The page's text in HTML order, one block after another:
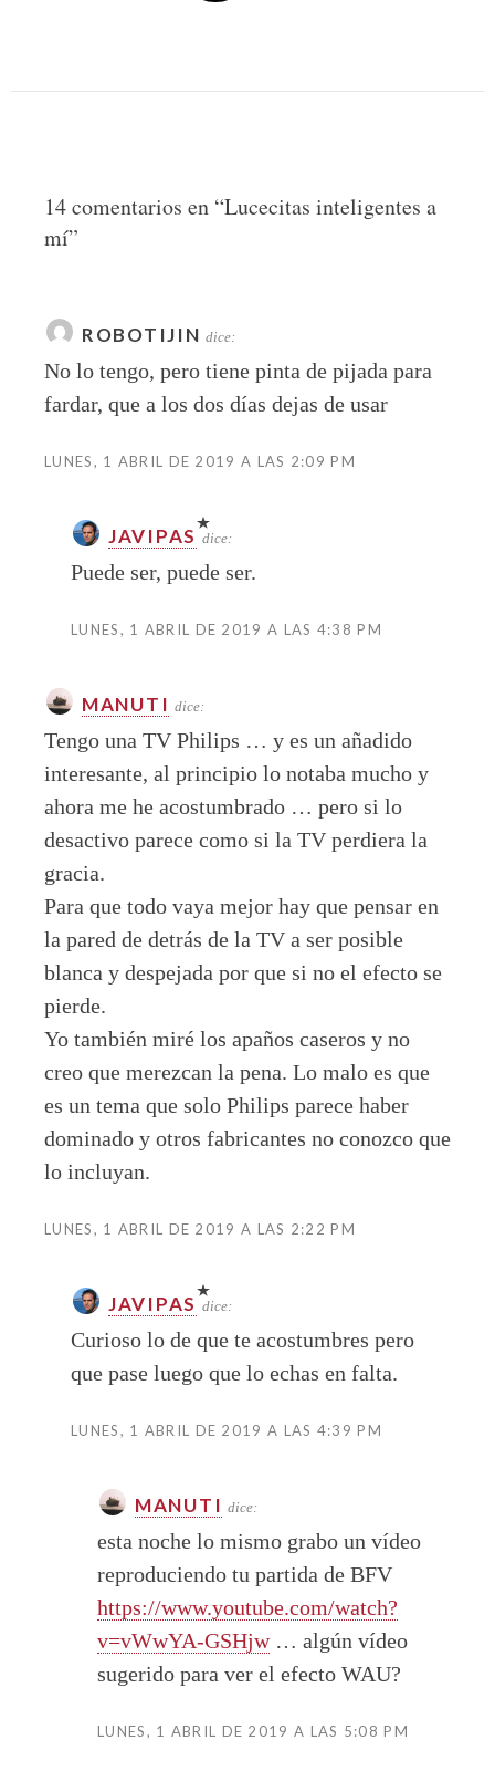
14 comentarios en “Lucecitas inteligentes a
mí”
ROBOTIJIN dice:
No lo tengo, pero tiene pinta de pijada para
fardar, que a los dos días dejas de usar
LUNES, 1 ABRIL DE 2019 A LAS 2:09 PM
JAVIPAS dice:
Puede ser, puede ser.
LUNES, 1 ABRIL DE 2019 A LAS 4:38 PM
MANUTI dice:
Tengo una TV Philips … y es un añadido
interesante, al principio lo notaba mucho y
ahora me he acostumbrado … pero si lo
desactivo parece como si la TV perdiera la
gracia.
Para que todo vaya mejor hay que pensar en
la pared de detrás de la TV a ser posible
blanca y despejada por que si no el efecto se
pierde.
Yo también miré los apaños caseros y no
creo que merezcan la pena. Lo malo es que
es un tema que solo Philips parece haber
dominado y otros fabricantes no conozco que
lo incluyan.
LUNES, 1 ABRIL DE 2019 A LAS 2:22 PM
JAVIPAS dice:
Curioso lo de que te acostumbres pero
que pase luego que lo echas en falta.
LUNES, 1 ABRIL DE 2019 A LAS 4:39 PM
MANUTI dice:
esta noche lo mismo grabo un vídeo
reproduciendo tu partida de BFV
https://www.youtube.com/watch?
v=vWwYA-GSHjw… algún vídeo
sugerido para ver el efecto WAU?
LUNES, 1 ABRIL DE 2019 A LAS 5:08 PM